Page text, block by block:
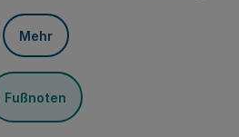
Mehr
Fußnoten